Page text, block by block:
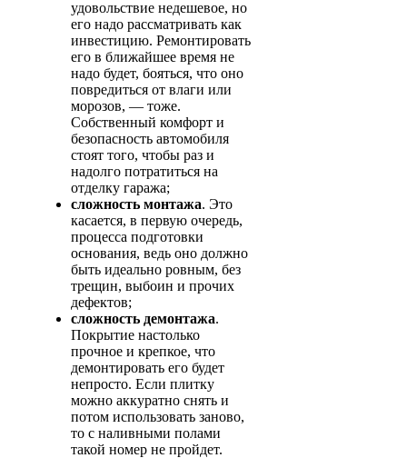
удовольствие недешевое, но
его надо рассматривать как
инвестицию. Ремонтировать
его в ближайшее время не
надо будет, бояться, что оно
повредиться от влаги или
морозов, — тоже.
Собственный комфорт и
безопасность автомобиля
стоят того, чтобы раз и
надолго потратиться на
отделку гаража;
сложность монтажа. Это
касается, в первую очередь,
процесса подготовки
основания, ведь оно должно
быть идеально ровным, без
трещин, выбоин и прочих
дефектов;
сложность демонтажа.
Покрытие настолько
прочное и крепкое, что
демонтировать его будет
непросто. Если плитку
можно аккуратно снять и
потом использовать заново,
то с наливными полами
такой номер не пройдет.